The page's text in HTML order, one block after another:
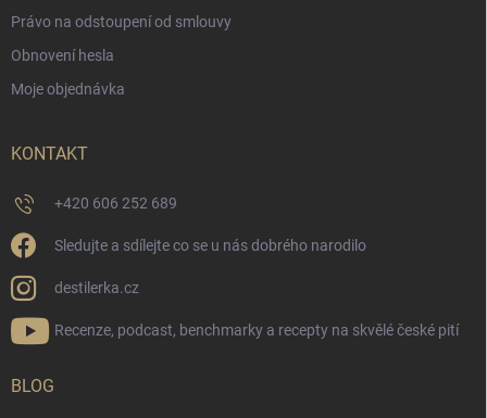
Právo na odstoupení od smlouvy
Obnovení hesla
Moje objednávka
KONTAKT
+420 606 252 689
Sledujte a sdílejte co se u nás dobrého narodilo
destilerka.cz
Recenze, podcast, benchmarky a recepty na skvělé české pití
BLOG